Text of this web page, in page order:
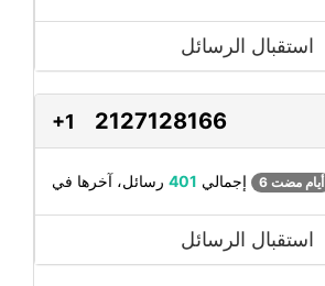
استقبال الرسائل
+1 2127128166
إجمالي 401 6 أيام مضت
استقبال الرسائل